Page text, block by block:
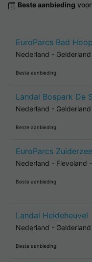
Beste aanbieding
EuroParcs Bad
Nederland - Gelderland
Beste aanbieding
Landal Bospark De
Nederland - Gelderland
Beste aanbieding
EuroParcs Zuiderzee
Nederland - Flevoland -
Beste aanbieding
Landal Heideheuvel
Nederland - Gelderland
Beste aanbieding